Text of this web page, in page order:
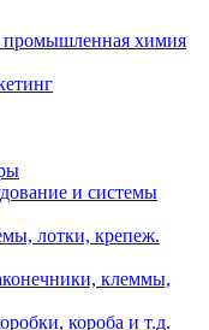
химия
и системы
лотки, крепеж.
клеммы,
короба и т.д.